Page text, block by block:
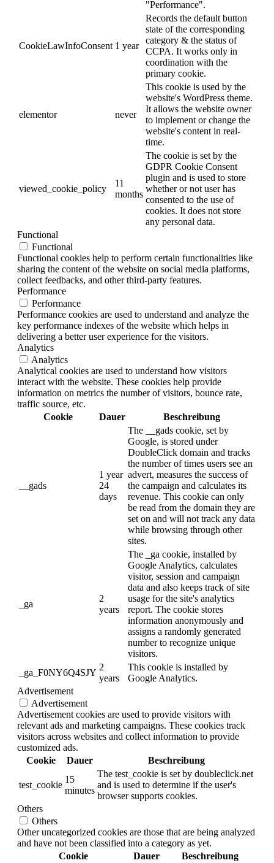
"Performance".
CookieLawInfoConsent 1 year
Records the default button
state of the corresponding
category & the status of
CCPA. It works only in
coordination with the
primary cookie.
elementor never
This cookie is used by the
website's WordPress theme.
It allows the website owner
to implement or change the
website's content in real-
time.
viewed_cookie_policy
11
months
The cookie is set by the
GDPR Cookie Consent
plugin and is used to store
whether or not user has
consented to the use of
cookies. It does not store
any personal data.
Functional
Functional
Functional cookies help to perform certain functionalities like
sharing the content of the website on social media platforms,
collect feedbacks, and other third-party features.
Performance
Performance
Performance cookies are used to understand and analyze the
key performance indexes of the website which helps in
delivering a better user experience for the visitors.
Analytics
Analytics
Analytical cookies are used to understand how visitors
interact with the website. These cookies help provide
information on metrics the number of visitors, bounce rate,
traffic source, etc.
Cookie
Dauer Beschreibung
__gads
1 year
24
days
The __gads cookie, set by
Google, is stored under
DoubleClick domain and tracks
the number of times users see an
advert, measures the success of
the campaign and calculates its
revenue. This cookie can only
be read from the domain they are
set on and will not track any data
while browsing through other
sites.
_ga
2
years
The _ga cookie, installed by
Google Analytics, calculates
visitor, session and campaign
data and also keeps track of site
usage for the site's analytics
report. The cookie stores
information anonymously and
assigns a randomly generated
number to recognize unique
visitors.
_ga_F0NY6Q4SJY
2
years
This cookie is installed by
Google Analytics.
Advertisement
Advertisement
Advertisement cookies are used to provide visitors with
relevant ads and marketing campaigns. These cookies track
visitors across websites and collect information to provide
customized ads.
Cookie
Dauer Beschreibung
test_cookie
15
minutes
The test_cookie is set by doubleclick.net
and is used to determine if the user's
browser supports cookies.
Others
Others
Other uncategorized cookies are those that are being analyzed
and have not been classified into a category as yet.
Cookie
Dauer
Beschreibung